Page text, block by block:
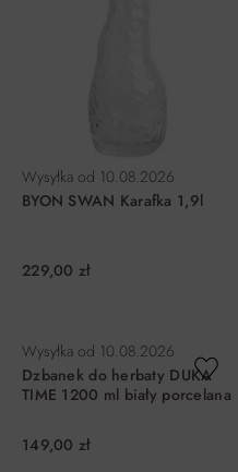
Wysyłka od 10.08.2026
BYON SWAN Karafka 1,9l
229,00 zł
Wysyłka od 10.08.2026
Dzbanek do herbaty DUKA
TIME 1200 ml biały porcelana
149,00 zł